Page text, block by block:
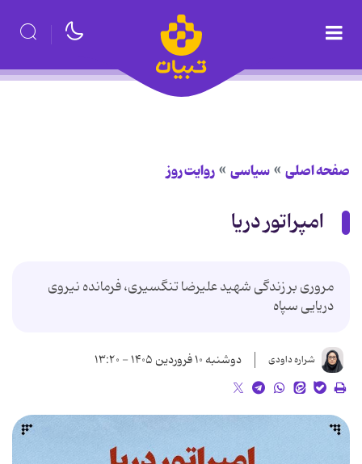
صفحه اصلی سیاسی روایت روز
امپراتور دریا
مروری بر زندگی شهید علیرضا تنگسیری، فرمانده نیروی
دریایی سپاه
شراره داودی دوشنبه ۱۰ فروردین ۱۴۰۵ - ۱۳:۲۰